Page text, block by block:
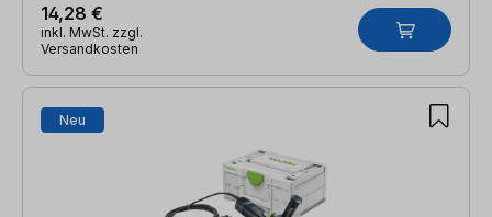
14,28 €
inkl. MwSt. zzgl.
Versandkosten
Neu